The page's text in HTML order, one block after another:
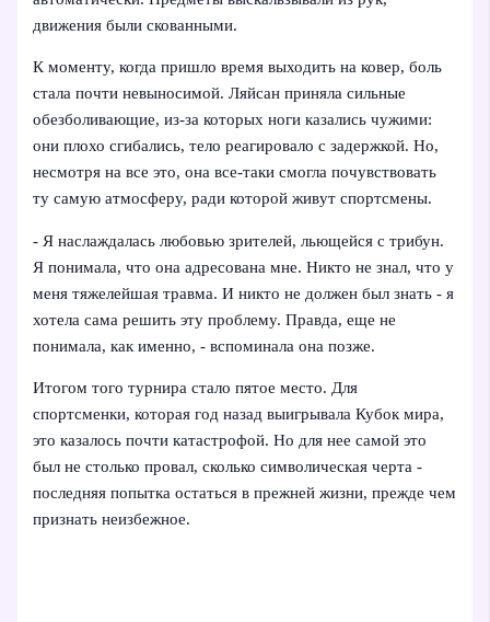
движения были скованными.
К моменту, когда пришло время выходить на ковер, боль
стала почти невыносимой. Ляйсан приняла сильные
обезболивающие, из‑за которых ноги казались чужими:
они плохо сгибались, тело реагировало с задержкой. Но,
несмотря на все это, она все-таки смогла почувствовать
ту самую атмосферу, ради которой живут спортсмены.
- Я наслаждалась любовью зрителей, льющейся с трибун.
Я понимала, что она адресована мне. Никто не знал, что у
меня тяжелейшая травма. И никто не должен был знать - я
хотела сама решить эту проблему. Правда, еще не
понимала, как именно, - вспоминала она позже.
Итогом того турнира стало пятое место. Для
спортсменки, которая год назад выигрывала Кубок мира,
это казалось почти катастрофой. Но для нее самой это
был не столько провал, сколько символическая черта -
последняя попытка остаться в прежней жизни, прежде чем
признать неизбежное.